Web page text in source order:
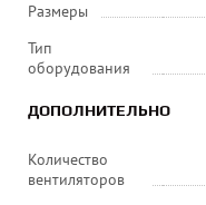
Размеры
Тип
оборудования
ДОПОЛНИТЕЛЬНО
Количество
вентиляторов